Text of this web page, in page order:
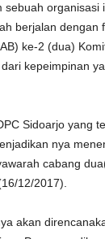
berjalan dengan
ke-2 (dua)
kepeimpinan
Sidoarjo yang
nya
cabang
12/2017).‎
akan